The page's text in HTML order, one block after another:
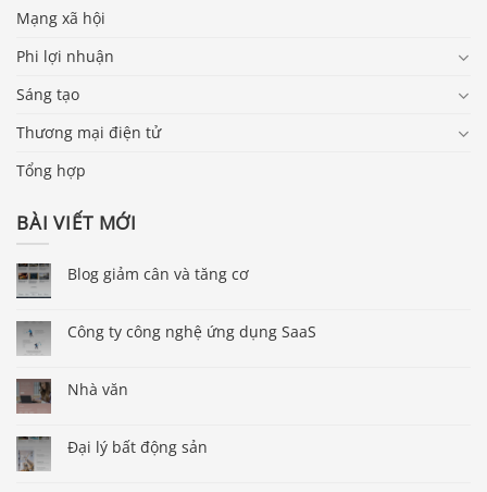
Mạng xã hội
Phi lợi nhuận
Sáng tạo
Thương mại điện tử
Tổng hợp
BÀI VIẾT MỚI
Blog giảm cân và tăng cơ
Công ty công nghệ ứng dụng SaaS
Nhà văn
Đại lý bất động sản